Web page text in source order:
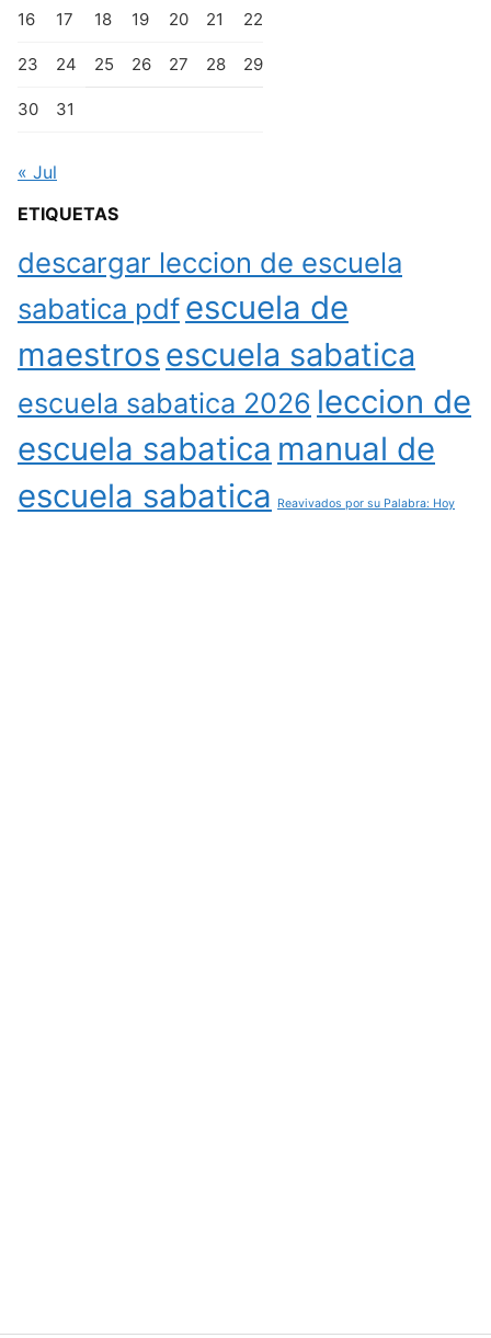
16 17 18 19 20 21 22
23 24 25 26 27 28 29
30 31
« Jul
ETIQUETAS
descargar leccion de escuela
sabatica pdfescuela de
maestros escuela sabatica
escuela sabatica 2026 leccion de
escuela sabatica manual de
escuela sabatica
Reavivados por su Palabra: Hoy